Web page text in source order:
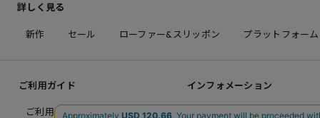
詳しく見る
新作 セール ローファー&スリッポン プラットフォー
ご利用ガイド
ご利用ガイドメニュー
インフォメーション
26SS LOOK BOOK